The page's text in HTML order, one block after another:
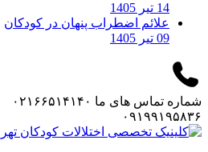
14 تیر 1405
علائم اضطراب پنهان در کودکان
09 تیر 1405
شماره تماس های ما ۰۲۱۶۶۵۱۴۱۴۰
۰۹۱۹۹۱۹۵۸۳۶